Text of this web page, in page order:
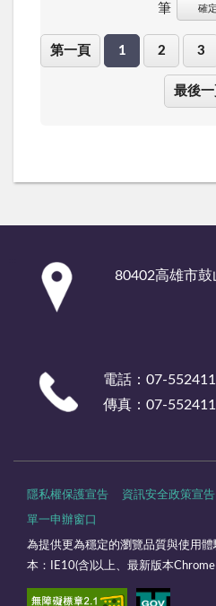
筆 確定
第一頁 1 2 3
最後一
80402高雄市
電話：07-
傳真：07-
隱私權保護宣告 資訊安全政策宣告
單一申辦窗口
為提供更為穩定的瀏覽品質與使用
本：IE10(含)以上、最新版本